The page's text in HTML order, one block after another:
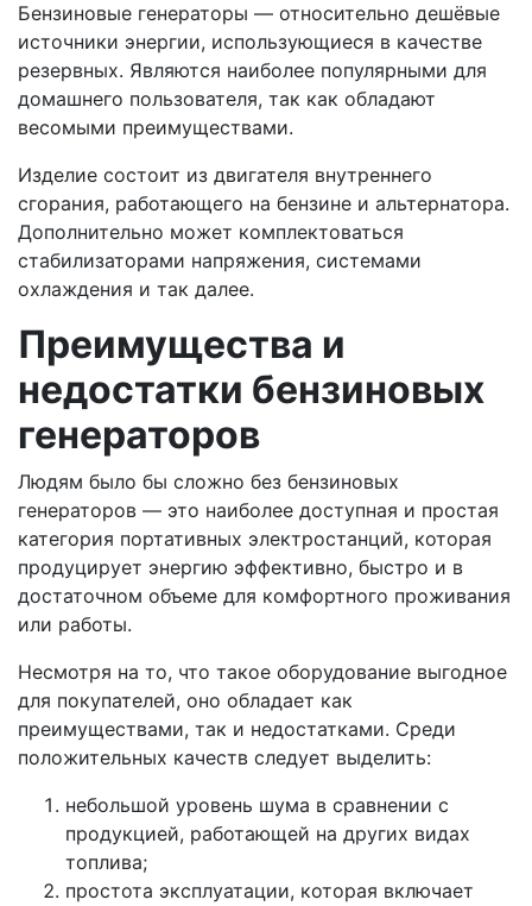
Бензиновые генераторы — относительно дешёвые
источники энергии, использующиеся в качестве
резервных. Являются наиболее популярными для
домашнего пользователя, так как обладают
весомыми преимуществами.
Изделие состоит из двигателя внутреннего
сгорания, работающего на бензине и альтернатора.
Дополнительно может комплектоваться
стабилизаторами напряжения, системами
охлаждения и так далее.
Преимущества и
недостатки бензиновых
генераторов
Людям было бы сложно без бензиновых
генераторов — это наиболее доступная и простая
категория портативных электростанций, которая
продуцирует энергию эффективно, быстро и в
достаточном объеме для комфортного проживания
или работы.
Несмотря на то, что такое оборудование выгодное
для покупателей, оно обладает как
преимуществами, так и недостатками. Среди
положительных качеств следует выделить:
небольшой уровень шума в сравнении с
продукцией, работающей на других видах
топлива;
простота эксплуатации, которая включает